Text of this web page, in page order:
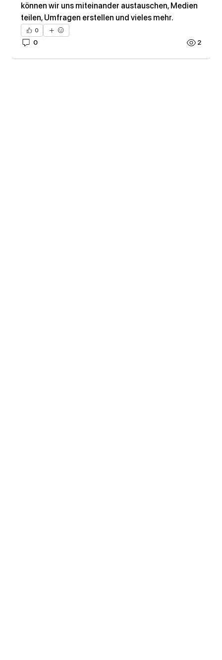
können wir uns miteinander austauschen, Medien
teilen, Umfragen erstellen und vieles mehr.
0
0 2